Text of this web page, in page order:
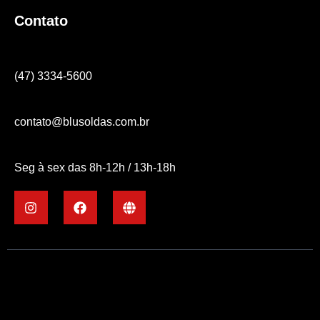
Contato
(47) 3334-5600
contato@blusoldas.com.br
Seg à sex das 8h-12h / 13h-18h